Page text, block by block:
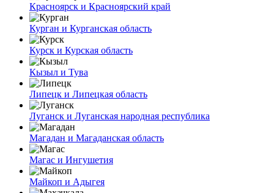
Красноярск и Красноярский край
Курган и Курганская область
Курск и Курская область
Кызыл и Тува
Липецк и Липецкая область
Луганск и Луганская народная республика
Магадан и Магаданская область
Магас и Ингушетия
Майкоп и Адыгея